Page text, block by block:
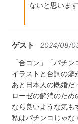
ないと思います
ゲスト 2024/08/
「合コン」「パチ
イラストと台詞の
あと日本人の既婚だ
ローゼの解消のた
なら良いような気も
私はパチンコじゃな